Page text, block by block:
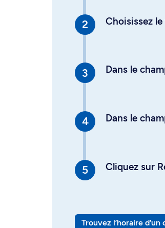
Choisissez
Dans le
Dans le
Cliquez sur
Trouvez l’horaire d’un